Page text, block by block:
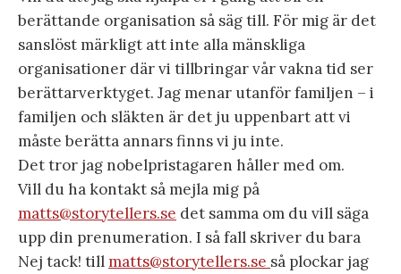
berättande organisation så säg till. För mig är det
sanslöst märkligt att inte alla mänskliga
organisationer där vi tillbringar vår vakna tid ser
berättarverktyget. Jag menar utanför familjen – i
familjen och släkten är det ju uppenbart att vi
måste berätta annars finns vi ju inte.
Det tror jag nobelpristagaren håller med om.
Vill du ha kontakt så mejla mig på
matts@storytellers.se det samma om du vill säga
upp din prenumeration. I så fall skriver du bara
Nej tack! tillmatts@storytellers.se så plockar jag